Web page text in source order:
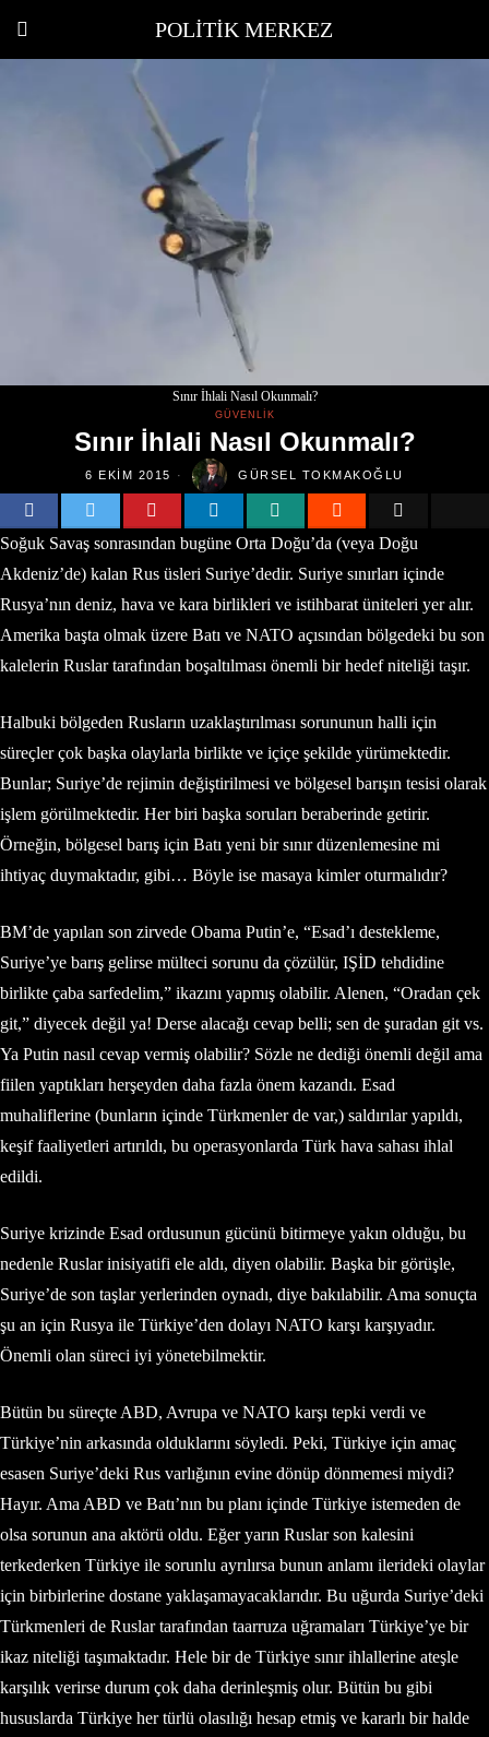
POLITIK MERKEZ
Sınır İhlali Nasıl Okunmalı?
GÜVENLIK
Sınır İhlali Nasıl Okunmalı?
6 EKIM 2015 GÜRSEL TOKMAKOĞLU
Soğuk Savaş sonrasından bugüne Orta Doğu’da (veya Doğu
Akdeniz’de) kalan Rus üsleri Suriye’dedir. Suriye sınırları içinde
Rusya’nın deniz, hava ve kara birlikleri ve istihbarat üniteleri yer alır.
Amerika başta olmak üzere Batı ve NATO açısından bölgedeki bu son
kalelerin Ruslar tarafından boşaltılması önemli bir hedef niteliği taşır.
Halbuki bölgeden Rusların uzaklaştırılması sorununun halli için
süreçler çok başka olaylarla birlikte ve içiçe şekilde yürümektedir.
Bunlar; Suriye’de rejimin değiştirilmesi ve bölgesel barışın tesisi olarak
işlem görülmektedir. Her biri başka soruları beraberinde getirir.
Örneğin, bölgesel barış için Batı yeni bir sınır düzenlemesine mi
ihtiyaç duymaktadır, gibi… Böyle ise masaya kimler oturmalıdır?
BM’de yapılan son zirvede Obama Putin’e, “Esad’ı destekleme,
Suriye’ye barış gelirse mülteci sorunu da çözülür, IŞİD tehdidine
birlikte çaba sarfedelim,” ikazını yapmış olabilir. Alenen, “Oradan çek
git,” diyecek değil ya! Derse alacağı cevap belli; sen de şuradan git vs.
Ya Putin nasıl cevap vermiş olabilir? Sözle ne dediği önemli değil ama
fiilen yaptıkları herşeyden daha fazla önem kazandı. Esad
muhaliflerine (bunların içinde Türkmenler de var,) saldırılar yapıldı,
keşif faaliyetleri artırıldı, bu operasyonlarda Türk hava sahası ihlal
edildi.
Suriye krizinde Esad ordusunun gücünü bitirmeye yakın olduğu, bu
nedenle Ruslar inisiyatifi ele aldı, diyen olabilir. Başka bir görüşle,
Suriye’de son taşlar yerlerinden oynadı, diye bakılabilir. Ama sonuçta
şu an için Rusya ile Türkiye’den dolayı NATO karşı karşıyadır.
Önemli olan süreci iyi yönetebilmektir.
Bütün bu süreçte ABD, Avrupa ve NATO karşı tepki verdi ve
Türkiye’nin arkasında olduklarını söyledi. Peki, Türkiye için amaç
esasen Suriye’deki Rus varlığının evine dönüp dönmemesi miydi?
Hayır. Ama ABD ve Batı’nın bu planı içinde Türkiye istemeden de
olsa sorunun ana aktörü oldu. Eğer yarın Ruslar son kalesini
terkederken Türkiye ile sorunlu ayrılırsa bunun anlamı ilerideki olaylar
için birbirlerine dostane yaklaşamayacaklarıdır. Bu uğurda Suriye’deki
Türkmenleri de Ruslar tarafından taarruza uğramaları Türkiye’ye bir
ikaz niteliği taşımaktadır. Hele bir de Türkiye sınır ihlallerine ateşle
karşılık verirse durum çok daha derinleşmiş olur. Bütün bu gibi
hususlarda Türkiye her türlü olasılığı hesap etmiş ve kararlı bir halde